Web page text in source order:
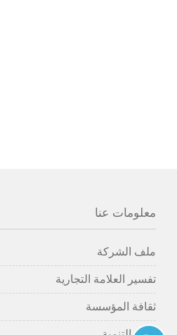
معلومات عنا
ملف الشركة
تفسير العلامة التجارية
ثقافة المؤسسة